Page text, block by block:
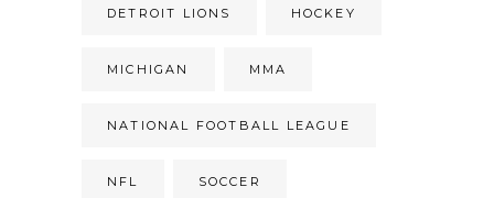
DETROIT LIONS HOCKEY
MICHIGAN MMA
NATIONAL FOOTBALL LEAGUE
NFL SOCCER